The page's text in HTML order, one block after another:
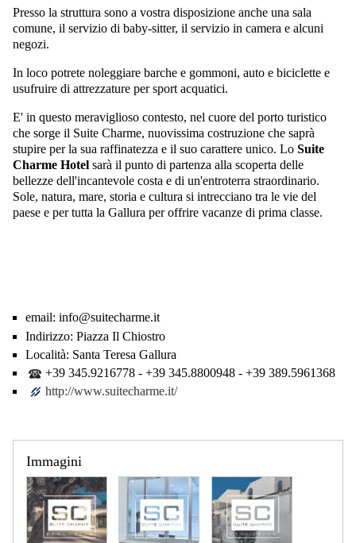
Presso la struttura sono a vostra disposizione anche una sala
comune, il servizio di baby-sitter, il servizio in camera e alcuni
negozi.
In loco potrete noleggiare barche e gommoni, auto e biciclette e
usufruire di attrezzature per sport acquatici.
E' in questo meraviglioso contesto, nel cuore del porto turistico
che sorge il Suite Charme, nuovissima costruzione che saprà
stupire per la sua raffinatezza e il suo carattere unico. Lo Suite
Charme Hotel sarà il punto di partenza alla scoperta delle
bellezze dell'incantevole costa e di un'entroterra straordinario.
Sole, natura, mare, storia e cultura si intrecciano tra le vie del
paese e per tutta la Gallura per offrire vacanze di prima classe.
email: info@suitecharme.it
Indirizzo: Piazza Il Chiostro
Località: Santa Teresa Gallura
+39 345.9216778 - +39 345.8800948 - +39 389.5961368
http://www.suitecharme.it/
Immagini